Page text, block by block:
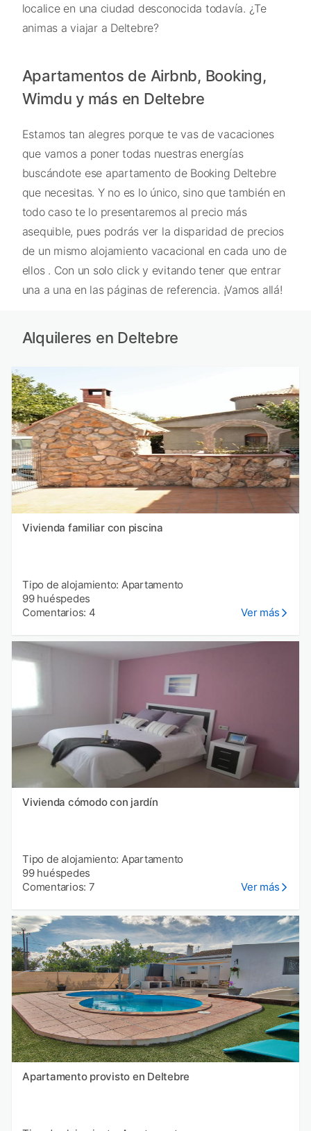
localice en una ciudad desconocida todavía. ¿Te
animas a viajar a Deltebre?
Apartamentos de Airbnb, Booking,
Wimdu y más en Deltebre
Estamos tan alegres porque te vas de vacaciones
que vamos a poner todas nuestras energías
buscándote ese apartamento de Booking Deltebre
que necesitas. Y no es lo único, sino que también en
todo caso te lo presentaremos al precio más
asequible, pues podrás ver la disparidad de precios
de un mismo alojamiento vacacional en cada uno de
ellos . Con un solo click y evitando tener que entrar
una a una en las páginas de referencia. ¡Vamos allá!
Alquileres en Deltebre
Vivienda familiar con piscina
Tipo de alojamiento: Apartamento
99 huéspedes
Comentarios: 4
Ver más
Vivienda cómodo con jardín
Tipo de alojamiento: Apartamento
99 huéspedes
Comentarios: 7
Ver más
Apartamento provisto en Deltebre